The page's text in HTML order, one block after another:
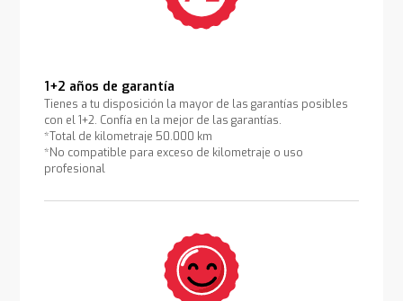
1+2 años de garantía
Tienes a tu disposición la mayor de las garantías posibles
con el 1+2. Confía en la mejor de las garantías.
*Total de kilometraje 50.000 km
*No compatible para exceso de kilometraje o uso
profesional